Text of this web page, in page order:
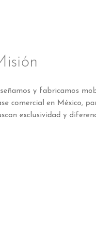
y fabricamos
comercial en México,
exclusividad y